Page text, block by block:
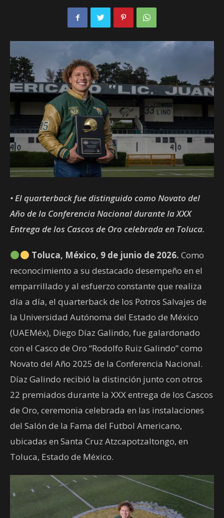
• El quarterback fue distinguido como Novato del
Año de la Conferencia Nacional durante la XXX
Entrega de los Cascos de Oro celebrada en Toluca.
Toluca, México, 9 de junio de 2026. Como
reconocimiento a su destacado desempeño en el
emparrillado y al esfuerzo constante que realiza
día a día, el quarterback de los Potros Salvajes de
la Universidad Autónoma del Estado de México
(UAEMéx), Diego Díaz Galindo, fue galardonado
con el Casco de Oro “Rodolfo Ruiz Galindo” como
Novato del Año 2025 de la Conferencia Nacional.
Díaz Galindo recibió la distinción junto con otros
22 premiados durante la XXX entrega de los Cascos
de Oro, ceremonia celebrada en las instalaciones
del Salón de la Fama del Futbol Americano,
ubicadas en Santa Cruz Atzcapotzaltongo, en
Toluca, Estado de México.